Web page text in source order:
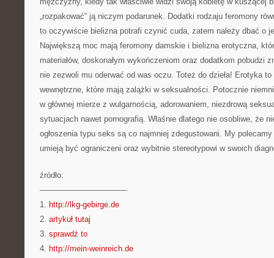
„rozpakować” ją niczym podarunek. Dodatki rodzaju feromony
to oczywiście bielizna potrafi czynić cuda, zatem należy dbać o
Największą moc mają feromony damskie i bielizna erotyczna,
materiałów, doskonałym wykończeniom oraz dodatkom pobudzi
nie zezwoli mu oderwać od was oczu. Toteż do dzieła! Erotyka
wewnętrzne, które mają zalążki w seksualności. Potocznie
w głównej mierze z wulgarnością, adorowaniem, niezdrową
sytuacjach nawet pornografią. Właśnie dlatego nie osobliwe, że
ogłoszenia typu seks są co najmniej zdegustowani. My polecamy
umieją być ograniczeni oraz wybitnie stereotypowi w swoich
źródło:
———————————
1. http://lkg-gebirge.de
2. artykuł tutaj
3. sprawdź to
4. http://mein-weinreich.de